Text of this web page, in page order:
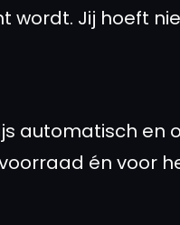
wordt. Jij hoeft
automatisch en
én voor